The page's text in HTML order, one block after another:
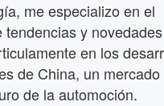
me especializo en el
tendencias y
en los
de China, un
de la automoción.